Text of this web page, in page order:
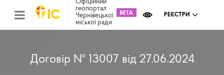
Офіційний
геопортал
Чернівецької
міської ради
РЕЄСТРИ
Договір № 13007 від 27.06.2024